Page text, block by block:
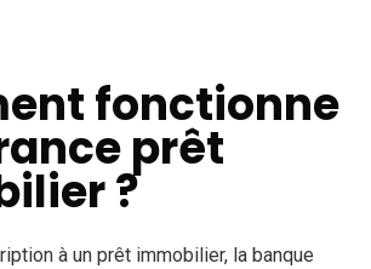
fonctionne
prêt
?
à un prêt immobilier, la banque